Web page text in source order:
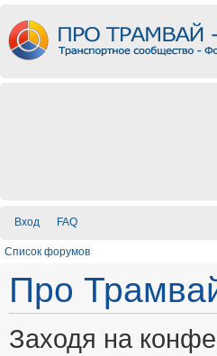
Вход FAQ
Список форумов
Про
Заходя на